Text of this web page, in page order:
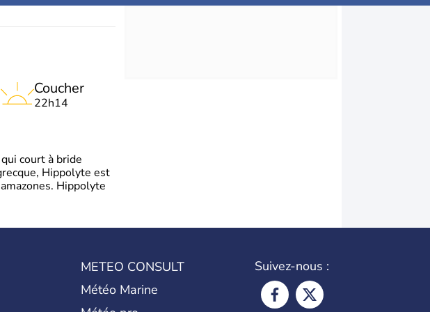
Coucher
22h14
court à bride
Hippolyte est
Hippolyte
METEO CONSULT
Météo Marine
Suivez-nous :